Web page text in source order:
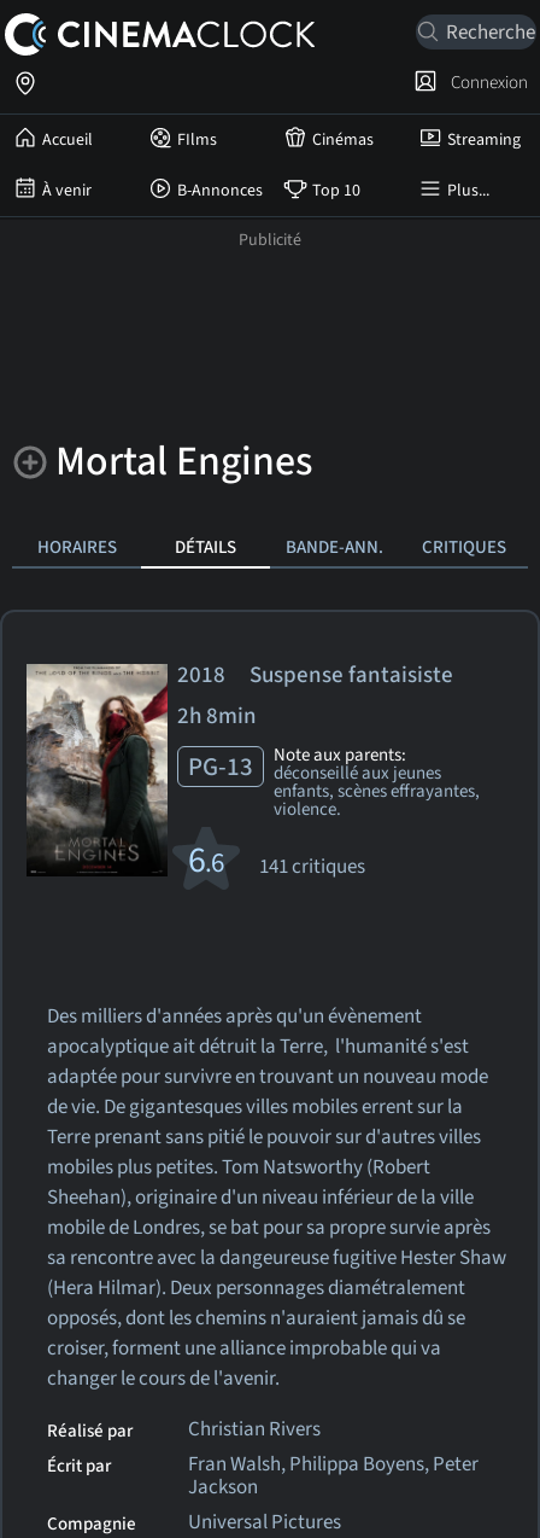
Accueil FIlms Cinémas Streaming
À venir B-Annonces Top 10 Plus...
Connexion
Mortal Engines
HORAIRES DÉTAILS BANDE-ANN. CRITIQUES
2018 Suspense fantaisiste
2h 8min
PG-13 Note aux parents:
déconseillé aux jeunes
enfants, scènes effrayantes,
violence.
6.6 141 critiques
Des milliers d'années après qu'un évènement
apocalyptique ait détruit la Terre, l'humanité s'est
adaptée pour survivre en trouvant un nouveau mode
de vie. De gigantesques villes mobiles errent sur la
Terre prenant sans pitié le pouvoir sur d'autres villes
mobiles plus petites. Tom Natsworthy (Robert
Sheehan), originaire d'un niveau inférieur de la ville
mobile de Londres, se bat pour sa propre survie après
sa rencontre avec la dangeureuse fugitive Hester Shaw
(Hera Hilmar). Deux personnages diamétralement
opposés, dont les chemins n'auraient jamais dû se
croiser, forment une alliance improbable qui va
changer le cours de l'avenir.
Réalisé par Christian Rivers
Écrit par Fran Walsh, Philippa Boyens, Peter
Jackson
Compagnie Universal Pictures